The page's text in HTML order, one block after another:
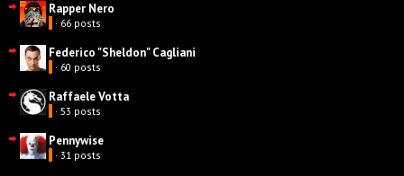
Rapper Nero
· 66 posts
Federico "Sheldon" Cagliani
· 60 posts
Raffaele Votta
· 53 posts
Pennywise
· 31 posts